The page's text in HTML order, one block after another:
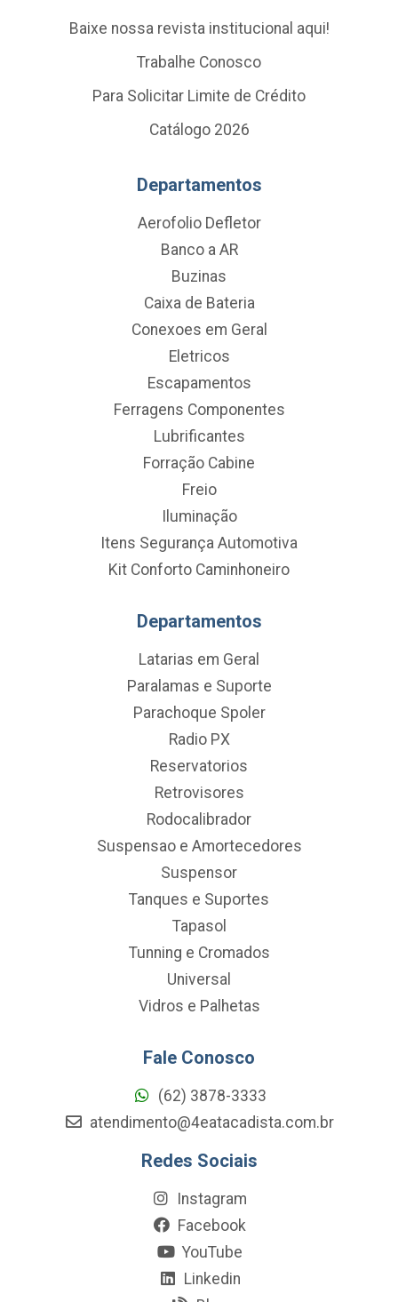
Baixe nossa revista institucional aqui!
Trabalhe Conosco
Para Solicitar Limite de Crédito
Catálogo 2026
Departamentos
Aerofolio Defletor
Banco a AR
Buzinas
Caixa de Bateria
Conexoes em Geral
Eletricos
Escapamentos
Ferragens Componentes
Lubrificantes
Forração Cabine
Freio
Iluminação
Itens Segurança Automotiva
Kit Conforto Caminhoneiro
Departamentos
Latarias em Geral
Paralamas e Suporte
Parachoque Spoler
Radio PX
Reservatorios
Retrovisores
Rodocalibrador
Suspensao e Amortecedores
Suspensor
Tanques e Suportes
Tapasol
Tunning e Cromados
Universal
Vidros e Palhetas
Fale Conosco
(62) 3878-3333
atendimento@4eatacadista.com.br
Redes Sociais
Instagram
Facebook
YouTube
Linkedin